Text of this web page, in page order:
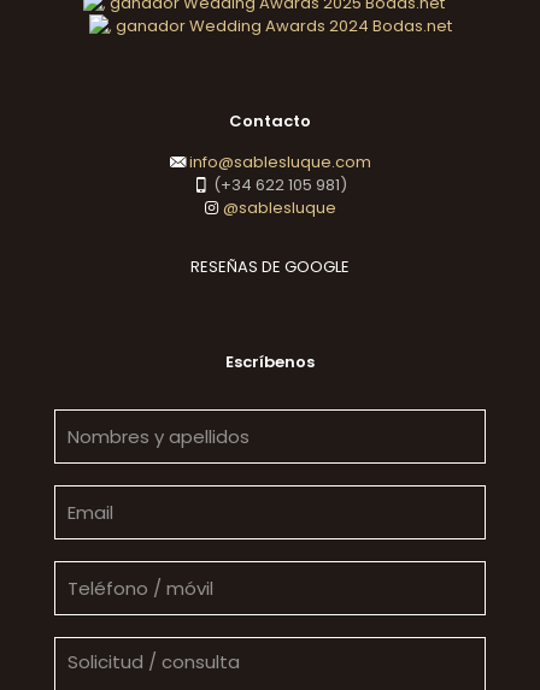
Contacto
info@sablesluque.com
(+34 622 105 981)
@sablesluque
RESEÑAS DE GOOGLE
Escríbenos